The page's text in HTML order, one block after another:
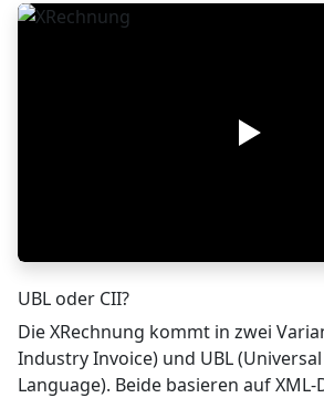
UBL oder CII?
Die XRechnung kommt in zwei
Industry Invoice) und UBL
Language). Beide basieren auf